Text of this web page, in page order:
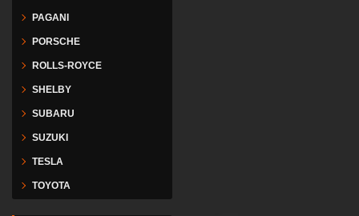
PAGANI
PORSCHE
ROLLS-ROYCE
SHELBY
SUBARU
SUZUKI
TESLA
TOYOTA